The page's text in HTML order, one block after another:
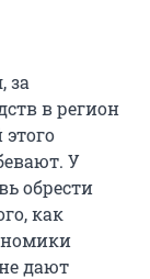
за
в регион
У
обрести
как
дают